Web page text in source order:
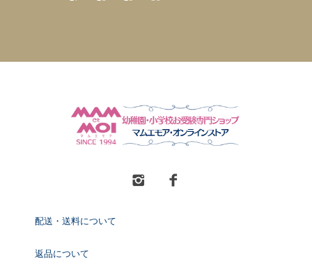
配送・送料について
返品について